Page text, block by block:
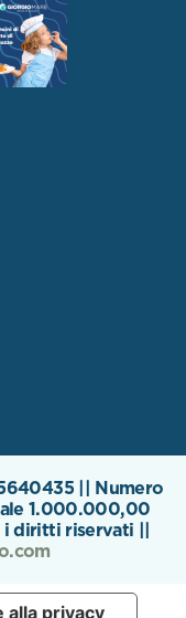
|| Numero
1.000.000,00
i diritti riservati ||
alla privacy